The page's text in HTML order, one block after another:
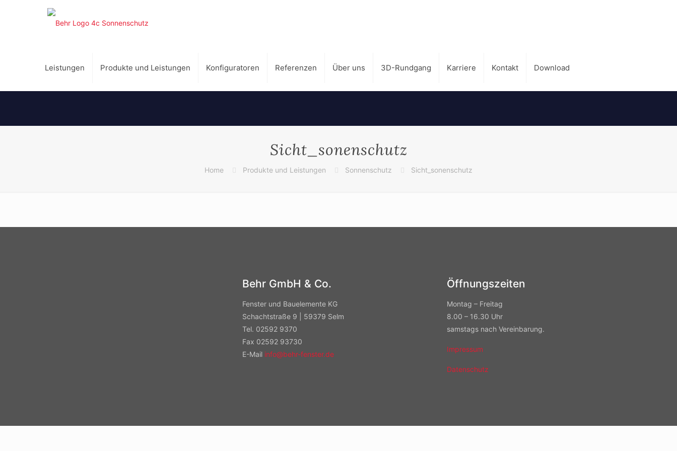
Leistungen Produkte und Leistungen Konfiguratoren Referenzen Über uns 3D-Rundgang Karriere Kontakt Download
Sicht_sonenschutz
Home Produkte und Leistungen Sonnenschutz Sicht_sonenschutz
Behr GmbH & Co.
Fenster und Bauelemente KG
Schachtstraße 9 | 59379 Selm
Tel. 02592 9370
Fax 02592 93730
E-Mail info@behr-fenster.de
Öffnungszeiten
Montag – Freitag
8.00 – 16.30 Uhr
samstags nach Vereinbarung.
Impressum
Datenschutz